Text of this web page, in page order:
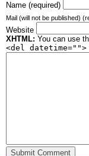
Name (required)
Mail (will not be published)
Website
XHTML: You can use
<del